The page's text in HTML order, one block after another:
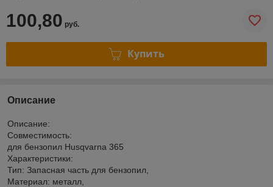
100,80 руб.
Купить
Описание
Описание:
Совместимость:
для бензопил Husqvarna 365
Характеристики:
Тип: Запасная часть для бензопил,
Материал: металл,